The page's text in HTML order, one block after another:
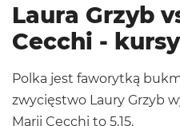
Laura Grzyb
Cecchi -
Polka jest faworytką
zwycięstwo Laury Grzyb
Marii Cecchi to 5.15.